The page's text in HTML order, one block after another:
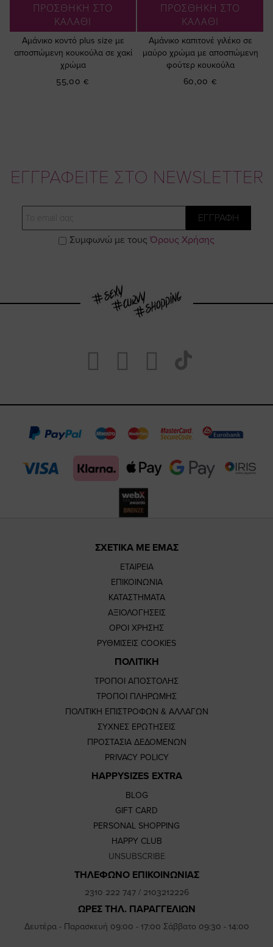
ΠΡΟΣΘΗΚΗ ΣΤΟ
ΚΑΛΑΘΙ
Αμάνικο κοντό plus size με
αποσπώμενη κουκούλα σε χακί
χρώμα
55,00 €
ΠΡΟΣΘΗΚΗ ΣΤΟ
ΚΑΛΑΘΙ
Αμάνικο καπιτονέ γιλέκο σε
μαύρο χρώμα με αποσπώμενη
φούτερ κουκούλα
60,00 €
ΕΓΓΡΑΦΕΙΤΕ ΣΤΟ NEWSLETTER
ΕΓΓΡΑΦΗ
Συμφωνώ με τους Όρους Χρήσης
Visit
https://
page
Visit
https://
page
Visit
https://
page
our
TikTok
page
ΣΧΕΤΙΚΑ ΜΕ ΕΜΑΣ
ΕΤΑΙΡΕΙΑ
ΕΠΙΚΟΙΝΩΝΙΑ
ΚΑΤΑΣΤΗΜΑΤΑ
ΑΞΙΟΛΟΓΗΣΕΙΣ
ΟΡΟΙ ΧΡΗΣΗΣ
ΡΥΘΜΙΣΕΙΣ COOKIES
ΠΟΛΙΤΙΚΗ
ΤΡΟΠΟΙ ΑΠΟΣΤΟΛΗΣ
ΤΡΟΠΟΙ ΠΛΗΡΩΜΗΣ
ΠΟΛΙΤΙΚΗ ΕΠΙΣΤΡΟΦΩΝ & ΑΛΛΑΓΩΝ
ΣΥΧΝΕΣ ΕΡΩΤΗΣΕΙΣ
ΠΡΟΣΤΑΣΙΑ ΔΕΔΟΜΕΝΩΝ
PRIVACY POLICY
HAPPYSIZES EXTRA
BLOG
GIFT CARD
PERSONAL SHOPPING
HAPPY CLUB
UNSUBSCRIBE
ΤΗΛΕΦΩΝΟ ΕΠΙΚΟΙΝΩΝΙΑΣ
2310 222 747/ 2103212226
ΩΡΕΣ ΤΗΛ. ΠΑΡΑΓΓΕΛΙΩΝ
Δευτέρα - Παρασκευή 09:00 - 17:00 Σάββατο 09:30 - 14:00